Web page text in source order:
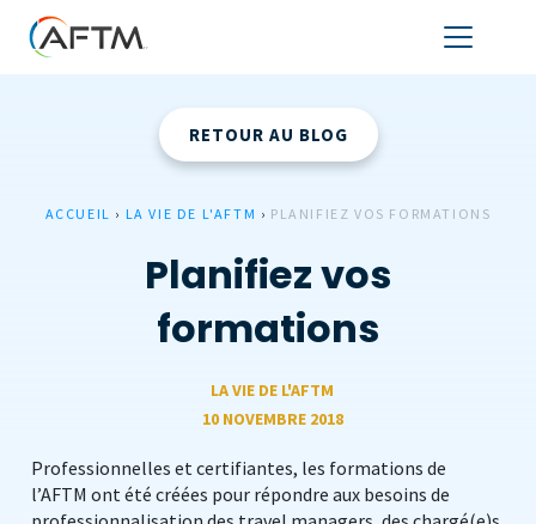
RETOUR AU BLOG
ACCUEIL › LA VIE DE L'AFTM › PLANIFIEZ VOS FORMATIONS
Planifiez vos
formations
LA VIE DE L'AFTM
10 NOVEMBRE 2018
Professionnelles et certifiantes, les formations de
l’AFTM ont été créées pour répondre aux besoins de